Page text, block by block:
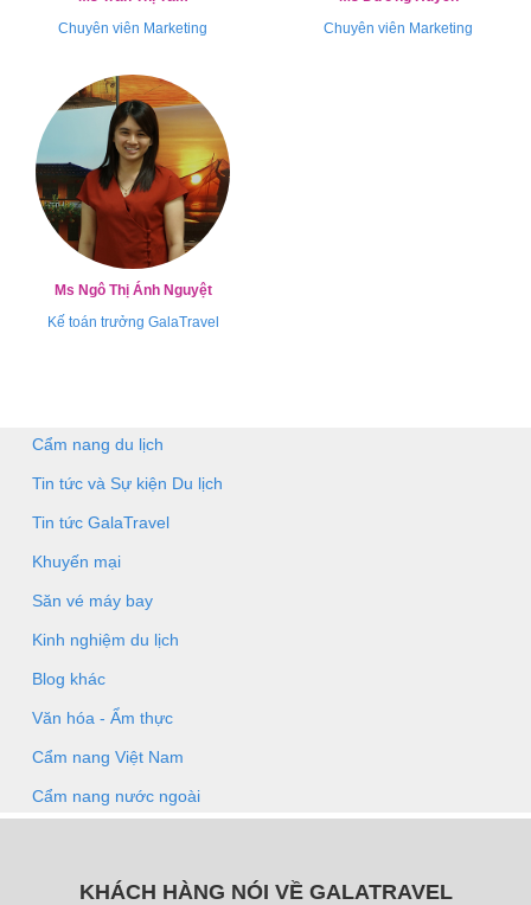
Chuyên viên Marketing
Chuyên viên Marketing
Ms Ngô Thị Ánh Nguyệt
Kế toán trưởng GalaTravel
Cẩm nang du lịch
Tin tức và Sự kiện Du lịch
Tin tức GalaTravel
Khuyến mại
Săn vé máy bay
Kinh nghiệm du lịch
Blog khác
Văn hóa - Ẩm thực
Cẩm nang Việt Nam
Cẩm nang nước ngoài
KHÁCH HÀNG NÓI VỀ GALATRAVEL